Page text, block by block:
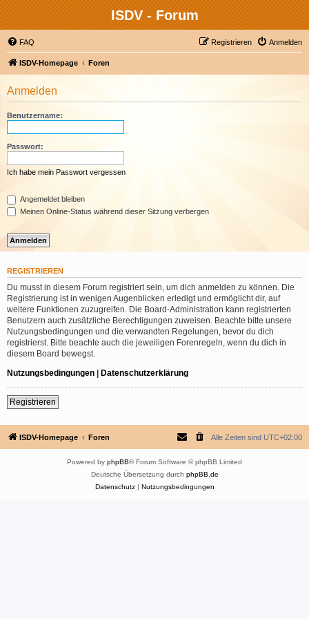
ISDV - Forum
FAQ Anmelden
Registrieren
ISDV-Homepage Foren
Anmelden
Benutzername:
Passwort:
Ich habe mein Passwort vergessen
Angemeldet bleiben
Meinen Online-Status während dieser Sitzung verbergen
REGISTRIEREN
Du musst in diesem Forum registriert sein, um dich anmelden zu können. Die
Registrierung ist in wenigen Augenblicken erledigt und ermöglicht dir, auf
weitere Funktionen zuzugreifen. Die Board-Administration kann registrierten
Benutzern auch zusätzliche Berechtigungen zuweisen. Beachte bitte unsere
Nutzungsbedingungen und die verwandten Regelungen, bevor du dich
registrierst. Bitte beachte auch die jeweiligen Forenregeln, wenn du dich in
diesem Board bewegst.
Nutzungsbedingungen | Datenschutzerklärung
Registrieren
ISDV-Homepage Foren Alle Zeiten sind UTC+02:00
Powered by phpBB® Forum Software © phpBB Limited
Deutsche Übersetzung durch phpBB.de
Datenschutz| Nutzungsbedingungen